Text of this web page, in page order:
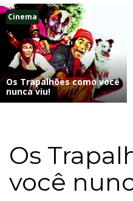
Cinema
Os Trapalhões como você
nunca viu!
Os
você